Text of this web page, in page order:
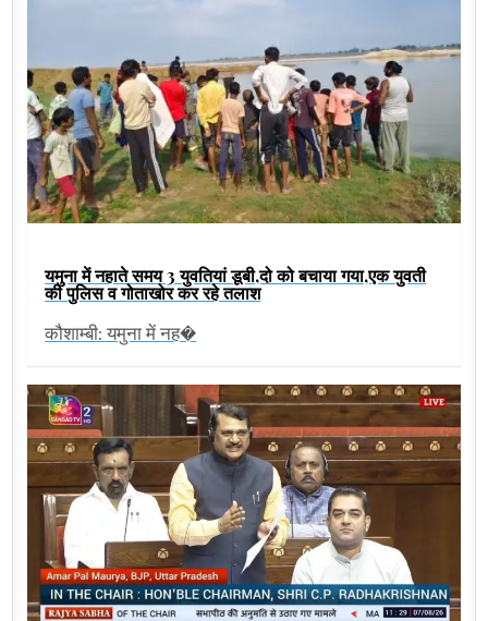
यमुना में नहाते समय 3 युवतियां डूबी,दो को बचाया गया,एक युवती
की पुलिस व गोताखोर कर रहे तलाश
कौशाम्बी: यमुना में नह�